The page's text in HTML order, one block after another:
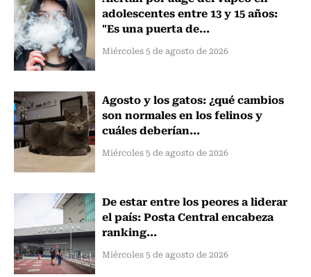
adolescentes entre 13 y 15 años:
"Es una puerta de...
Miércoles 5 de agosto de 2026
Agosto y los gatos: ¿qué cambios
son normales en los felinos y
cuáles deberían...
Miércoles 5 de agosto de 2026
De estar entre los peores a liderar
el país: Posta Central encabeza
ranking...
Miércoles 5 de agosto de 2026